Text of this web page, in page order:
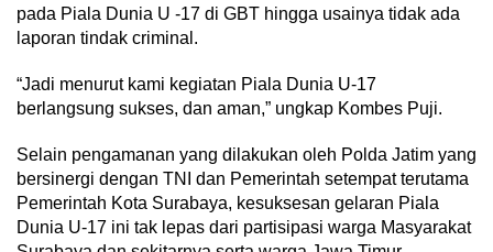
pada Piala Dunia U -17 di GBT hingga usainya tidak ada
laporan tindak criminal.
“Jadi menurut kami kegiatan Piala Dunia U-17
berlangsung sukses, dan aman,” ungkap Kombes Puji.
Selain pengamanan yang dilakukan oleh Polda Jatim yang
bersinergi dengan TNI dan Pemerintah setempat terutama
Pemerintah Kota Surabaya, kesuksesan gelaran Piala
Dunia U-17 ini tak lepas dari partisipasi warga Masyarakat